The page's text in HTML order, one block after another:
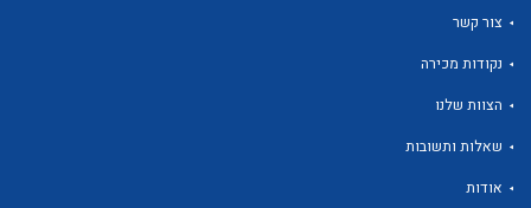
צור קשר
נקודות מכירה
הצוות שלנו
שאלות ותשובות
אודות